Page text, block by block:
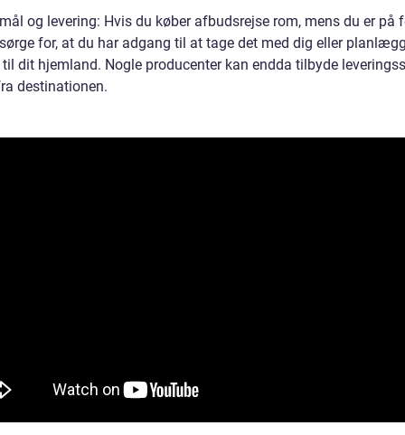
og levering: Hvis du køber afbudsrejse rom, mens du er på
for, at du har adgang til at tage det med dig eller
dit hjemland. Nogle producenter kan endda tilbyde
destinationen.